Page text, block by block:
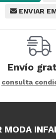
ENVIAR
Envío
consulta
MODA